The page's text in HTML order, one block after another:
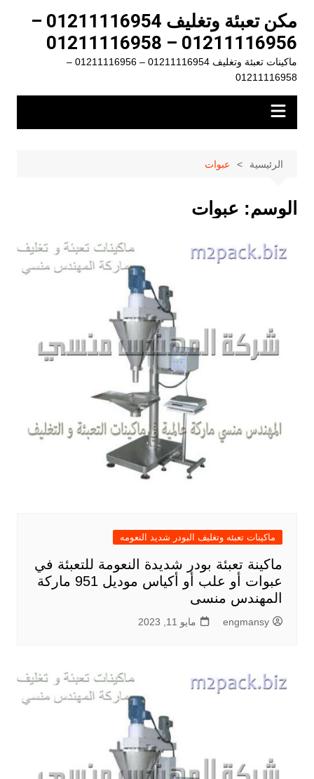
المحتوى
مكن تعبئة وتغليف 01211116954 –
01211116956 – 01211116958
ماكينات تعبئة وتغليف 01211116954 – 01211116956 –
01211116958
الرئيسية عبوات
الوسم: عبوات
ماكينات تعبئه وتغليف البودر شديد النعومه
ماكينة تعبئة بودر شديدة النعومة للتعبئة في
عبوات أو علب أو أكياس موديل 951 ماركة
المهندس منسى
engmansy مايو 11, 2023